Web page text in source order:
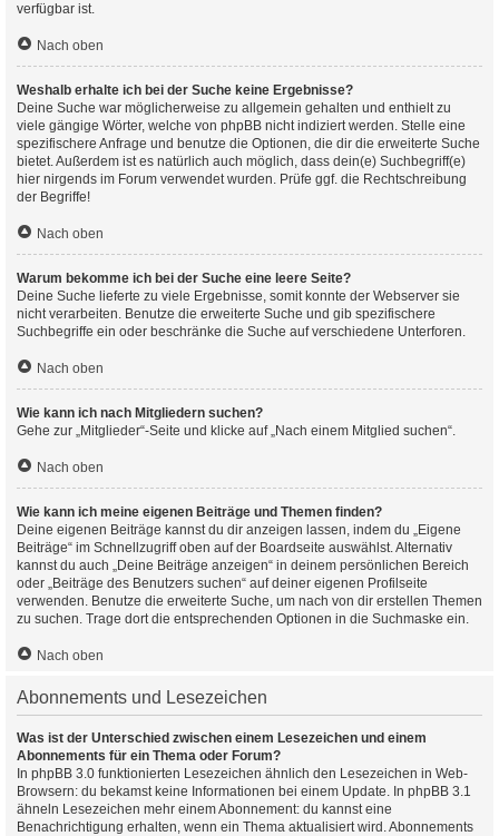
verfügbar ist.
Nach oben
Weshalb erhalte ich bei der Suche keine Ergebnisse?
Deine Suche war möglicherweise zu allgemein gehalten und enthielt zu
viele gängige Wörter, welche von phpBB nicht indiziert werden. Stelle eine
spezifischere Anfrage und benutze die Optionen, die dir die erweiterte Suche
bietet. Außerdem ist es natürlich auch möglich, dass dein(e) Suchbegriff(e)
hier nirgends im Forum verwendet wurden. Prüfe ggf. die Rechtschreibung
der Begriffe!
Nach oben
Warum bekomme ich bei der Suche eine leere Seite?
Deine Suche lieferte zu viele Ergebnisse, somit konnte der Webserver sie
nicht verarbeiten. Benutze die erweiterte Suche und gib spezifischere
Suchbegriffe ein oder beschränke die Suche auf verschiedene Unterforen.
Nach oben
Wie kann ich nach Mitgliedern suchen?
Gehe zur „Mitglieder“-Seite und klicke auf „Nach einem Mitglied suchen“.
Nach oben
Wie kann ich meine eigenen Beiträge und Themen finden?
Deine eigenen Beiträge kannst du dir anzeigen lassen, indem du „Eigene
Beiträge“ im Schnellzugriff oben auf der Boardseite auswählst. Alternativ
kannst du auch „Deine Beiträge anzeigen“ in deinem persönlichen Bereich
oder „Beiträge des Benutzers suchen“ auf deiner eigenen Profilseite
verwenden. Benutze die erweiterte Suche, um nach von dir erstellen Themen
zu suchen. Trage dort die entsprechenden Optionen in die Suchmaske ein.
Nach oben
Abonnements und Lesezeichen
Was ist der Unterschied zwischen einem Lesezeichen und einem
Abonnements für ein Thema oder Forum?
In phpBB 3.0 funktionierten Lesezeichen ähnlich den Lesezeichen in Web-
Browsern: du bekamst keine Informationen bei einem Update. In phpBB 3.1
ähneln Lesezeichen mehr einem Abonnement: du kannst eine
Benachrichtigung erhalten, wenn ein Thema aktualisiert wird. Abonnements